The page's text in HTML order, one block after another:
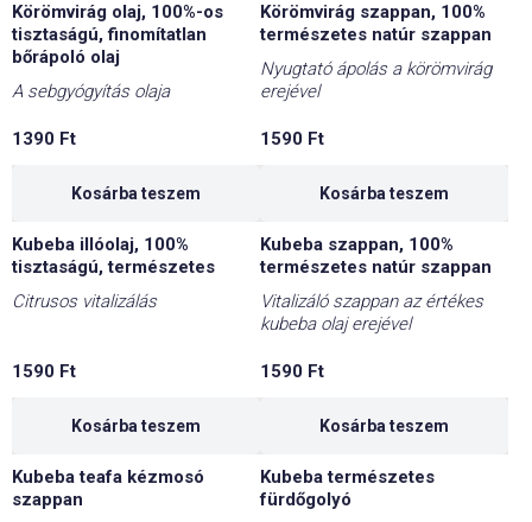
Körömvirág olaj, 100%-os
tisztaságú, finomítatlan
bőrápoló olaj
A sebgyógyítás olaja
1390 Ft
Kosárba teszem
Körömvirág szappan, 100%
természetes natúr szappan
Nyugtató ápolás a körömvirág
erejével
1590 Ft
Kosárba teszem
Kubeba illóolaj, 100%
tisztaságú, természetes
Citrusos vitalizálás
1590 Ft
Kosárba teszem
Kubeba szappan, 100%
természetes natúr szappan
Vitalizáló szappan az értékes
kubeba olaj erejével
1590 Ft
Kosárba teszem
Kubeba teafa kézmosó
szappan
Kubeba természetes
fürdőgolyó